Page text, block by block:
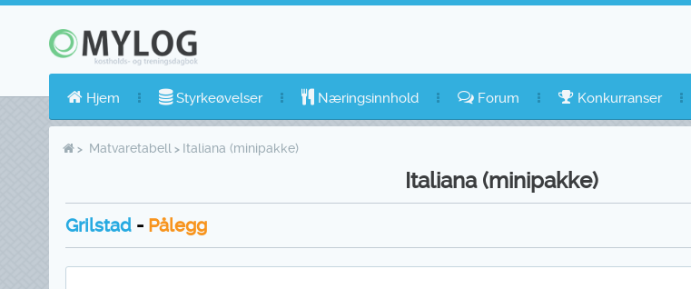
Hjem Styrkeøvelser Næringsinnhold Forum Konkurranser
Matvaretabell Italiana (minipakke)
Italiana (minipakke)
Grilstad - Pålegg